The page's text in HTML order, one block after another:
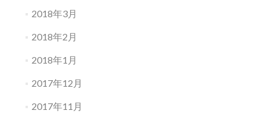
2018年3月
2018年2月
2018年1月
2017年12月
2017年11月